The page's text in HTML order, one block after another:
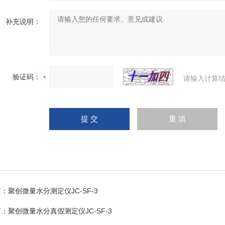
补充说明：
验证码： 请输入计算
聚创微量水分测定仪JC-SF-3
聚创微量水分真假测定仪JC-SF-3